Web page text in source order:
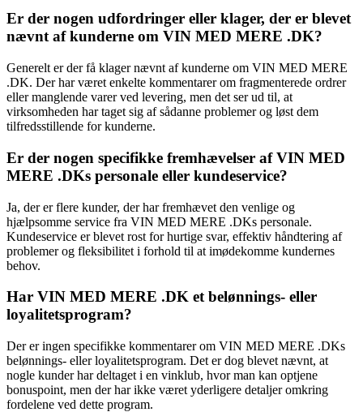
Er der nogen udfordringer eller klager, der er blevet
nævnt af kunderne om VIN MED MERE .DK?
Generelt er der få klager nævnt af kunderne om VIN MED MERE
.DK. Der har været enkelte kommentarer om fragmenterede ordrer
eller manglende varer ved levering, men det ser ud til, at
virksomheden har taget sig af sådanne problemer og løst dem
tilfredsstillende for kunderne.
Er der nogen specifikke fremhævelser af VIN MED
MERE .DKs personale eller kundeservice?
Ja, der er flere kunder, der har fremhævet den venlige og
hjælpsomme service fra VIN MED MERE .DKs personale.
Kundeservice er blevet rost for hurtige svar, effektiv håndtering af
problemer og fleksibilitet i forhold til at imødekomme kundernes
behov.
Har VIN MED MERE .DK et belønnings- eller
loyalitetsprogram?
Der er ingen specifikke kommentarer om VIN MED MERE .DKs
belønnings- eller loyalitetsprogram. Det er dog blevet nævnt, at
nogle kunder har deltaget i en vinklub, hvor man kan optjene
bonuspoint, men der har ikke været yderligere detaljer omkring
fordelene ved dette program.